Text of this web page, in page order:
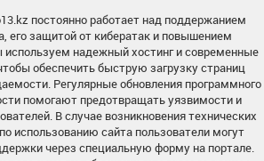
постоянно работает над поддержанием
его защитой от кибератак и повышением
используем надежный хостинг и современные
обеспечить быструю загрузку страниц
Регулярные обновления программного
помогают предотвращать уязвимости и
В случае возникновения технических
использованию сайта пользователи могут
через специальную форму на портале.